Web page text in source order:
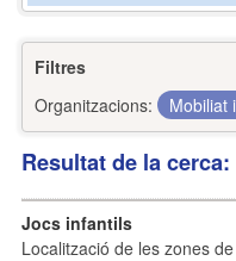
Filtres
Organitzacions:
Mobiliat
Resultat de la
Jocs infantils
Localització de les zones